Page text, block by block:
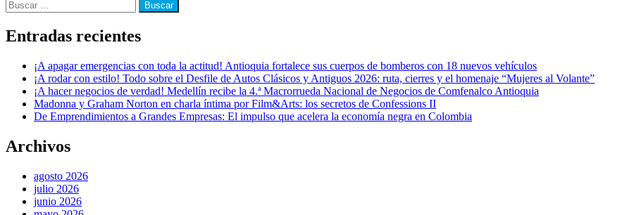
Buscar:
Entradas recientes
¡A apagar emergencias con toda la actitud! Antioquia fortalece sus cuerpos de bomberos con 18 nuevos vehículos
¡A rodar con estilo! Todo sobre el Desfile de Autos Clásicos y Antiguos 2026: ruta, cierres y el homenaje “Mujeres al Volante”
¡A hacer negocios de verdad! Medellín recibe la 4.ª Macrorrueda Nacional de Negocios de Comfenalco Antioquia
Madonna y Graham Norton en charla íntima por Film&Arts: los secretos de Confessions II
De Emprendimientos a Grandes Empresas: El impulso que acelera la economía negra en Colombia
Archivos
agosto 2026
julio 2026
junio 2026